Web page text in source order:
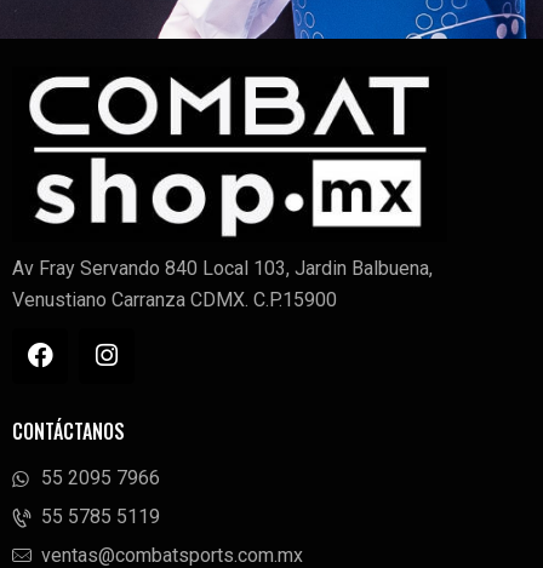
Av Fray Servando 840 Local 103, Jardin Balbuena,
Venustiano Carranza CDMX. C.P.15900
CONTÁCTANOS
55 2095 7966
‭55 5785 5119‬
ventas@combatsports.com.mx